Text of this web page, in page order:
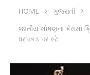
HOME
ગુજરાતી
જાતીય શોષણના કેસમાં
ધરપકડ પર સ્ટે